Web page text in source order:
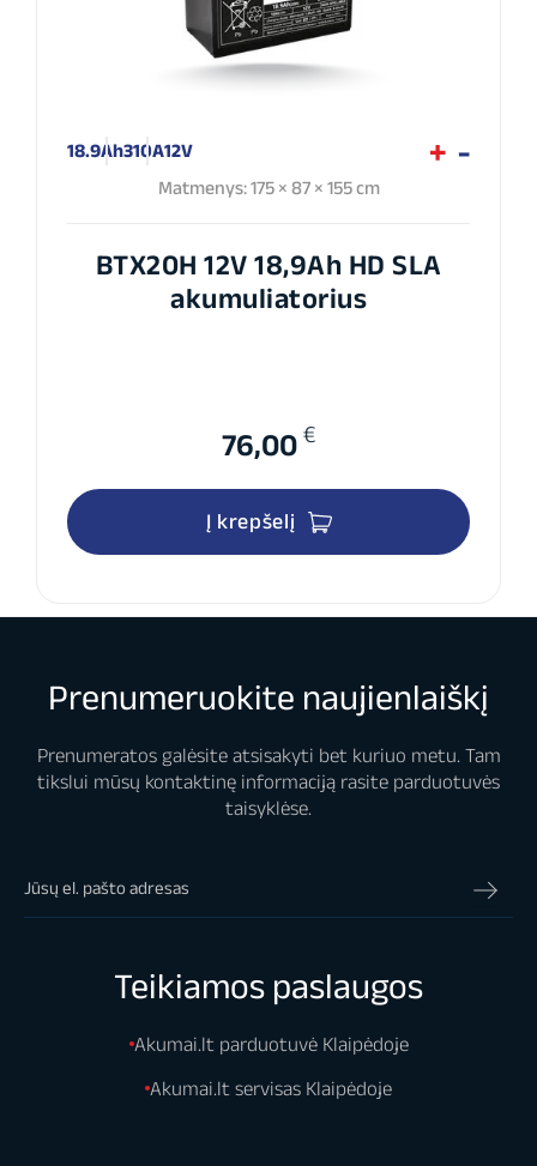
18.9Ah310A12V
Matmenys: 175 × 87 × 155 cm
BTX20H 12V 18,9Ah HD SLA
akumuliatorius
76,00 €
Į krepšelį
Prenumeruokite naujienlaiškį
Prenumeratos galėsite atsisakyti bet kuriuo metu. Tam
tikslui mūsų kontaktinę informaciją rasite parduotuvės
taisyklėse.
Teikiamos paslaugos
Akumai.lt parduotuvė Klaipėdoje
Akumai.lt servisas Klaipėdoje